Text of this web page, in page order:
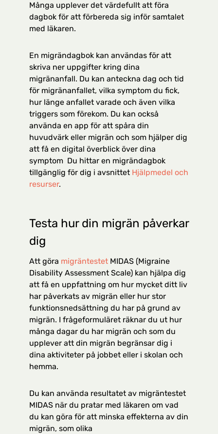
Många upplever det värdefullt att föra
dagbok för att förbereda sig inför samtalet
med läkaren.
En migrändagbok kan användas för att
skriva ner uppgifter kring dina
migränanfall. Du kan anteckna dag och tid
för migränanfallet, vilka symptom du fick,
hur länge anfallet varade och även vilka
triggers som förekom. Du kan också
använda en app för att spåra din
huvudvärk eller migrän och som hjälper dig
att få en digital överblick över dina
symptom Du hittar en migrändagbok
tillgänglig för dig i avsnittet Hjälpmedel och
resurser.
Testa hur din migrän påverkar
dig
Att göra migräntestet MIDAS (Migraine
Disability Assessment Scale) kan hjälpa dig
att få en uppfattning om hur mycket ditt liv
har påverkats av migrän eller hur stor
funktionsnedsättning du har på grund av
migrän. I frågeformuläret räknar du ut hur
många dagar du har migrän och som du
upplever att din migrän begränsar dig i
dina aktiviteter på jobbet eller i skolan och
hemma.
Du kan använda resultatet av migräntestet
MIDAS när du pratar med läkaren om vad
du kan göra för att minska effekterna av din
migrän, som olika